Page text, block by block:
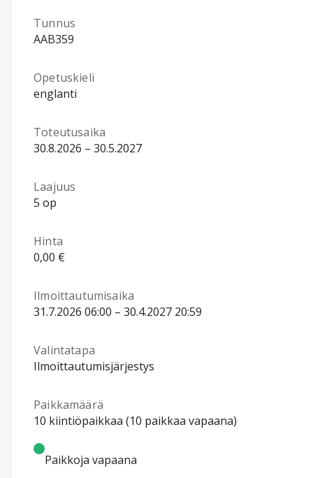
Tunnus
AAB359
Opetuskieli
englanti
Toteutusaika
30.8.2026 – 30.5.2027
Laajuus
5 op
Hinta
0,00 €
Ilmoittautumisaika
31.7.2026 06:00 – 30.4.2027 20:59
Valintatapa
Ilmoittautumisjärjestys
Paikkamäärä
10 kiintiöpaikkaa (10 paikkaa vapaana)
Paikkoja vapaana